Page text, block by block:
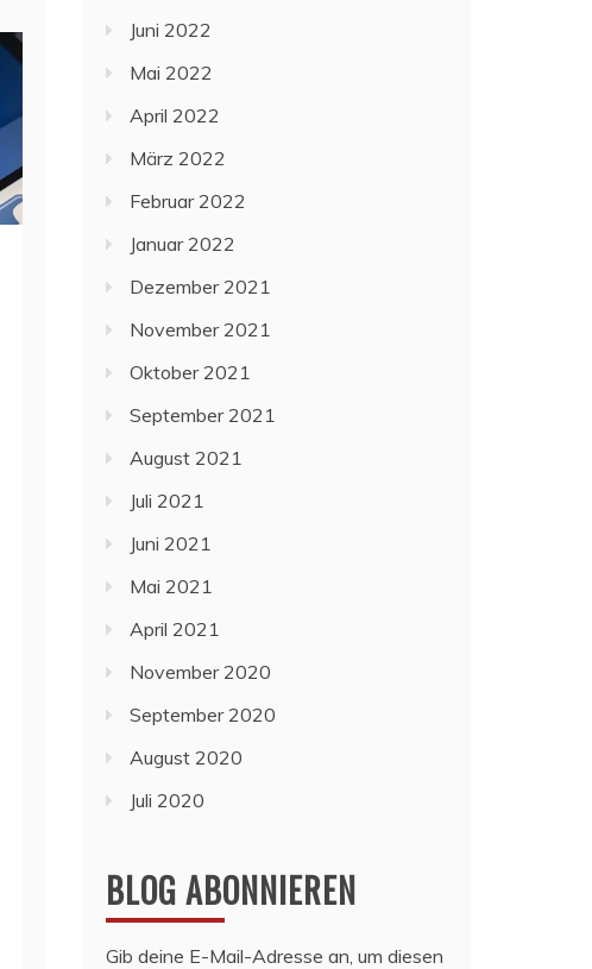
Juni 2022
Mai 2022
April 2022
März 2022
Februar 2022
Januar 2022
Dezember 2021
November 2021
Oktober 2021
September 2021
August 2021
Juli 2021
Juni 2021
Mai 2021
April 2021
November 2020
September 2020
August 2020
Juli 2020
BLOG ABONNIEREN
Gib deine E-Mail-Adresse an, um diesen